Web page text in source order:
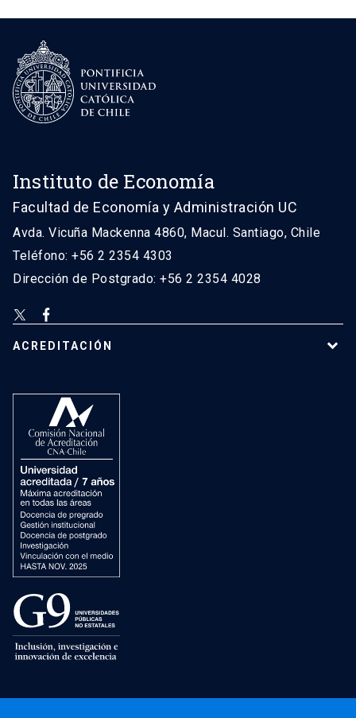
Instituto de Economía
Facultad de Economía y Administración UC
Avda. Vicuña Mackenna 4860, Macul. Santiago, Chile
Teléfono: +56 2 2354 4303
Dirección de Postgrado: +56 2 2354 4028
ACREDITACIÓN